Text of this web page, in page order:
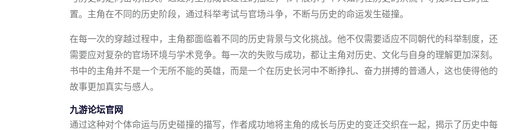
置。主角在不同的历史阶段，通过科举考试与官场斗争，不断与历史的命运发生碰撞。
在每一次的穿越过程中，主角都面临着不同的历史背景与文化挑战。他不仅需要适应不同朝代的科举制度，还
需要应对复杂的官场环境与学术竞争。每一次的失败与成功，都让主角对历史、文化与自身的理解更加深刻。
书中的主角并不是一个无所不能的英雄，而是一个在历史长河中不断挣扎、奋力拼搏的普通人，这也使得他的
故事更加真实与感人。
九游论坛官网
通过这种对个体命运与历史碰撞的描写，作者成功地将主角的成长与历史的变迁交织在一起，揭示了历史中每